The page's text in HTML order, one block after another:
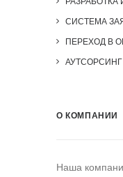
СИСТЕМА
ПЕРЕХОД В
О КОМПАНИИ
Наша